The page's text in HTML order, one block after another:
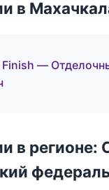
в
—
в регионе: